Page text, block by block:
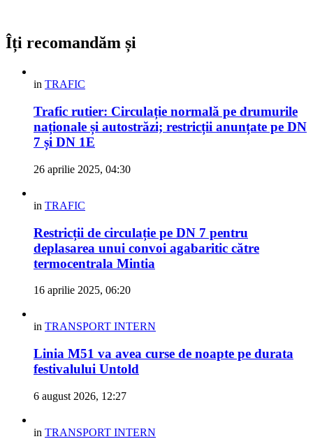
Îți recomandăm și
in TRAFIC
Trafic rutier: Circulație normală pe drumurile
naționale și autostrăzi; restricții anunțate pe DN
7 și DN 1E
26 aprilie 2025, 04:30
in TRAFIC
Restricții de circulație pe DN 7 pentru
deplasarea unui convoi agabaritic către
termocentrala Mintia
16 aprilie 2025, 06:20
in TRANSPORT INTERN
Linia M51 va avea curse de noapte pe durata
festivalului Untold
6 august 2026, 12:27
in TRANSPORT INTERN